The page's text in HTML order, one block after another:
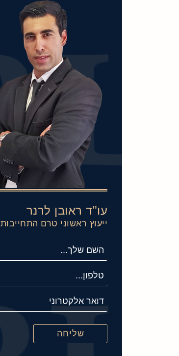
עו"ד ראובן לרנר
ייעוץ ראשוני טרם התחייבות